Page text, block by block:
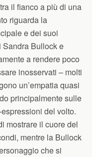
il fianco a più di una
riguarda la
e dei suoi
Sandra Bullock e
a rendere poco
inosservati – molti
un’empatia quasi
principalmente sulle
del volto.
mostrare il cuore del
mentre la Bullock
che si